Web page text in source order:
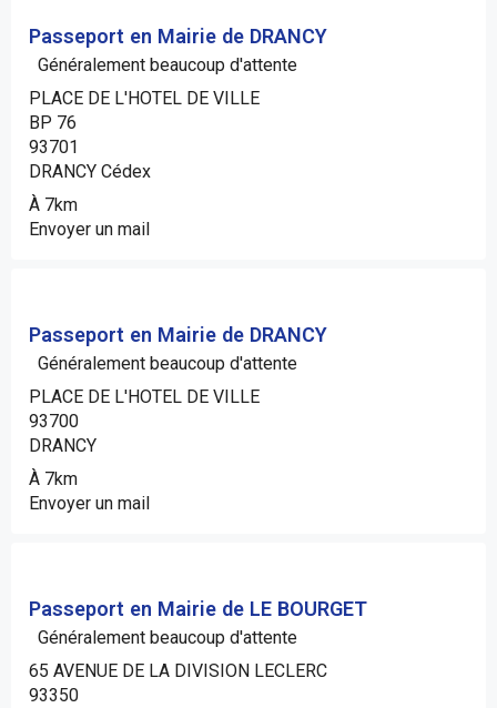
Passeport en Mairie de DRANCY
Généralement beaucoup d'attente
PLACE DE L'HOTEL DE VILLE
BP 76
93701
DRANCY Cédex
À 7km
Envoyer un mail
Passeport en Mairie de DRANCY
Généralement beaucoup d'attente
PLACE DE L'HOTEL DE VILLE
93700
DRANCY
À 7km
Envoyer un mail
Passeport en Mairie de LE BOURGET
Généralement beaucoup d'attente
65 AVENUE DE LA DIVISION LECLERC
93350